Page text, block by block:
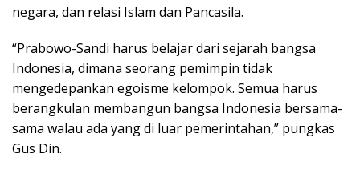
negara, dan relasi Islam dan Pancasila.
“Prabowo-Sandi harus belajar dari sejarah bangsa
Indonesia, dimana seorang pemimpin tidak
mengedepankan egoisme kelompok. Semua harus
berangkulan membangun bangsa Indonesia bersama-
sama walau ada yang di luar pemerintahan,” pungkas
Gus Din.